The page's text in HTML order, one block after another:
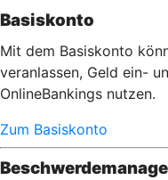
Basiskonto
Mit dem Basiskonto
veranlassen, Geld ein-
OnlineBankings nutzen.
Zum Basiskonto